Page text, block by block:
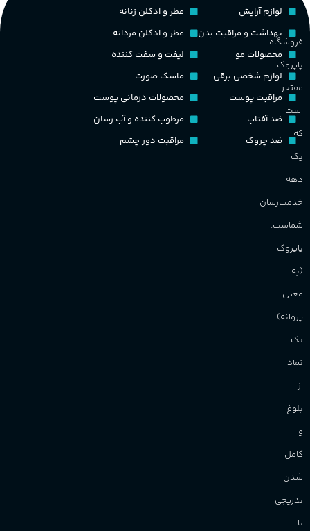
طبع تلخ
غلظت
اکسترکت دو پرفیوم
گروه بویایی میوه ای
مناسب برای
آقایان
فروشگاه
پاپروک
مفتخر
است
که
یک
دهه
خدمت‌رسان
شماست.
پاپروک
(به
معنی
پروانه)
یک
نماد
از
بلوغ
و
کامل
شدن
تدریجی
تا
لوازم آرایش
بهداشت و مراقبت بدن
محصولات مو
لوازم شخصی برقی
مراقبت پوست
ضد آفتاب
ضد چروک
عطر و ادکلن زنانه
عطر و ادکلن مردانه
لیفت و سفت کننده
ماسک صورت
محصولات درمانی پوست
مرطوب کننده و آب رسان
مراقبت دور چشم